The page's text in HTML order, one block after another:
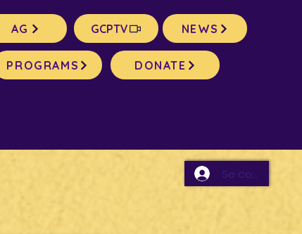
AG GCPTV NEWS
PROGRAMS DONATE
Se connecter